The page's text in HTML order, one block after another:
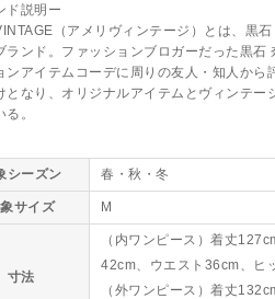
ド説明ー
（アメリヴィンテージ）とは、黒
ランド。ファッションブロガーだった黒石
ンアイテムコーデに周りの友人・知人から
となり、オリジナルアイテムとヴィンテー
。
シーズン 春・秋・冬
サイズ M
寸法
（内ワンピース）着丈
42cm、ウエスト36cm、ヒ
（外ワンピース）着丈